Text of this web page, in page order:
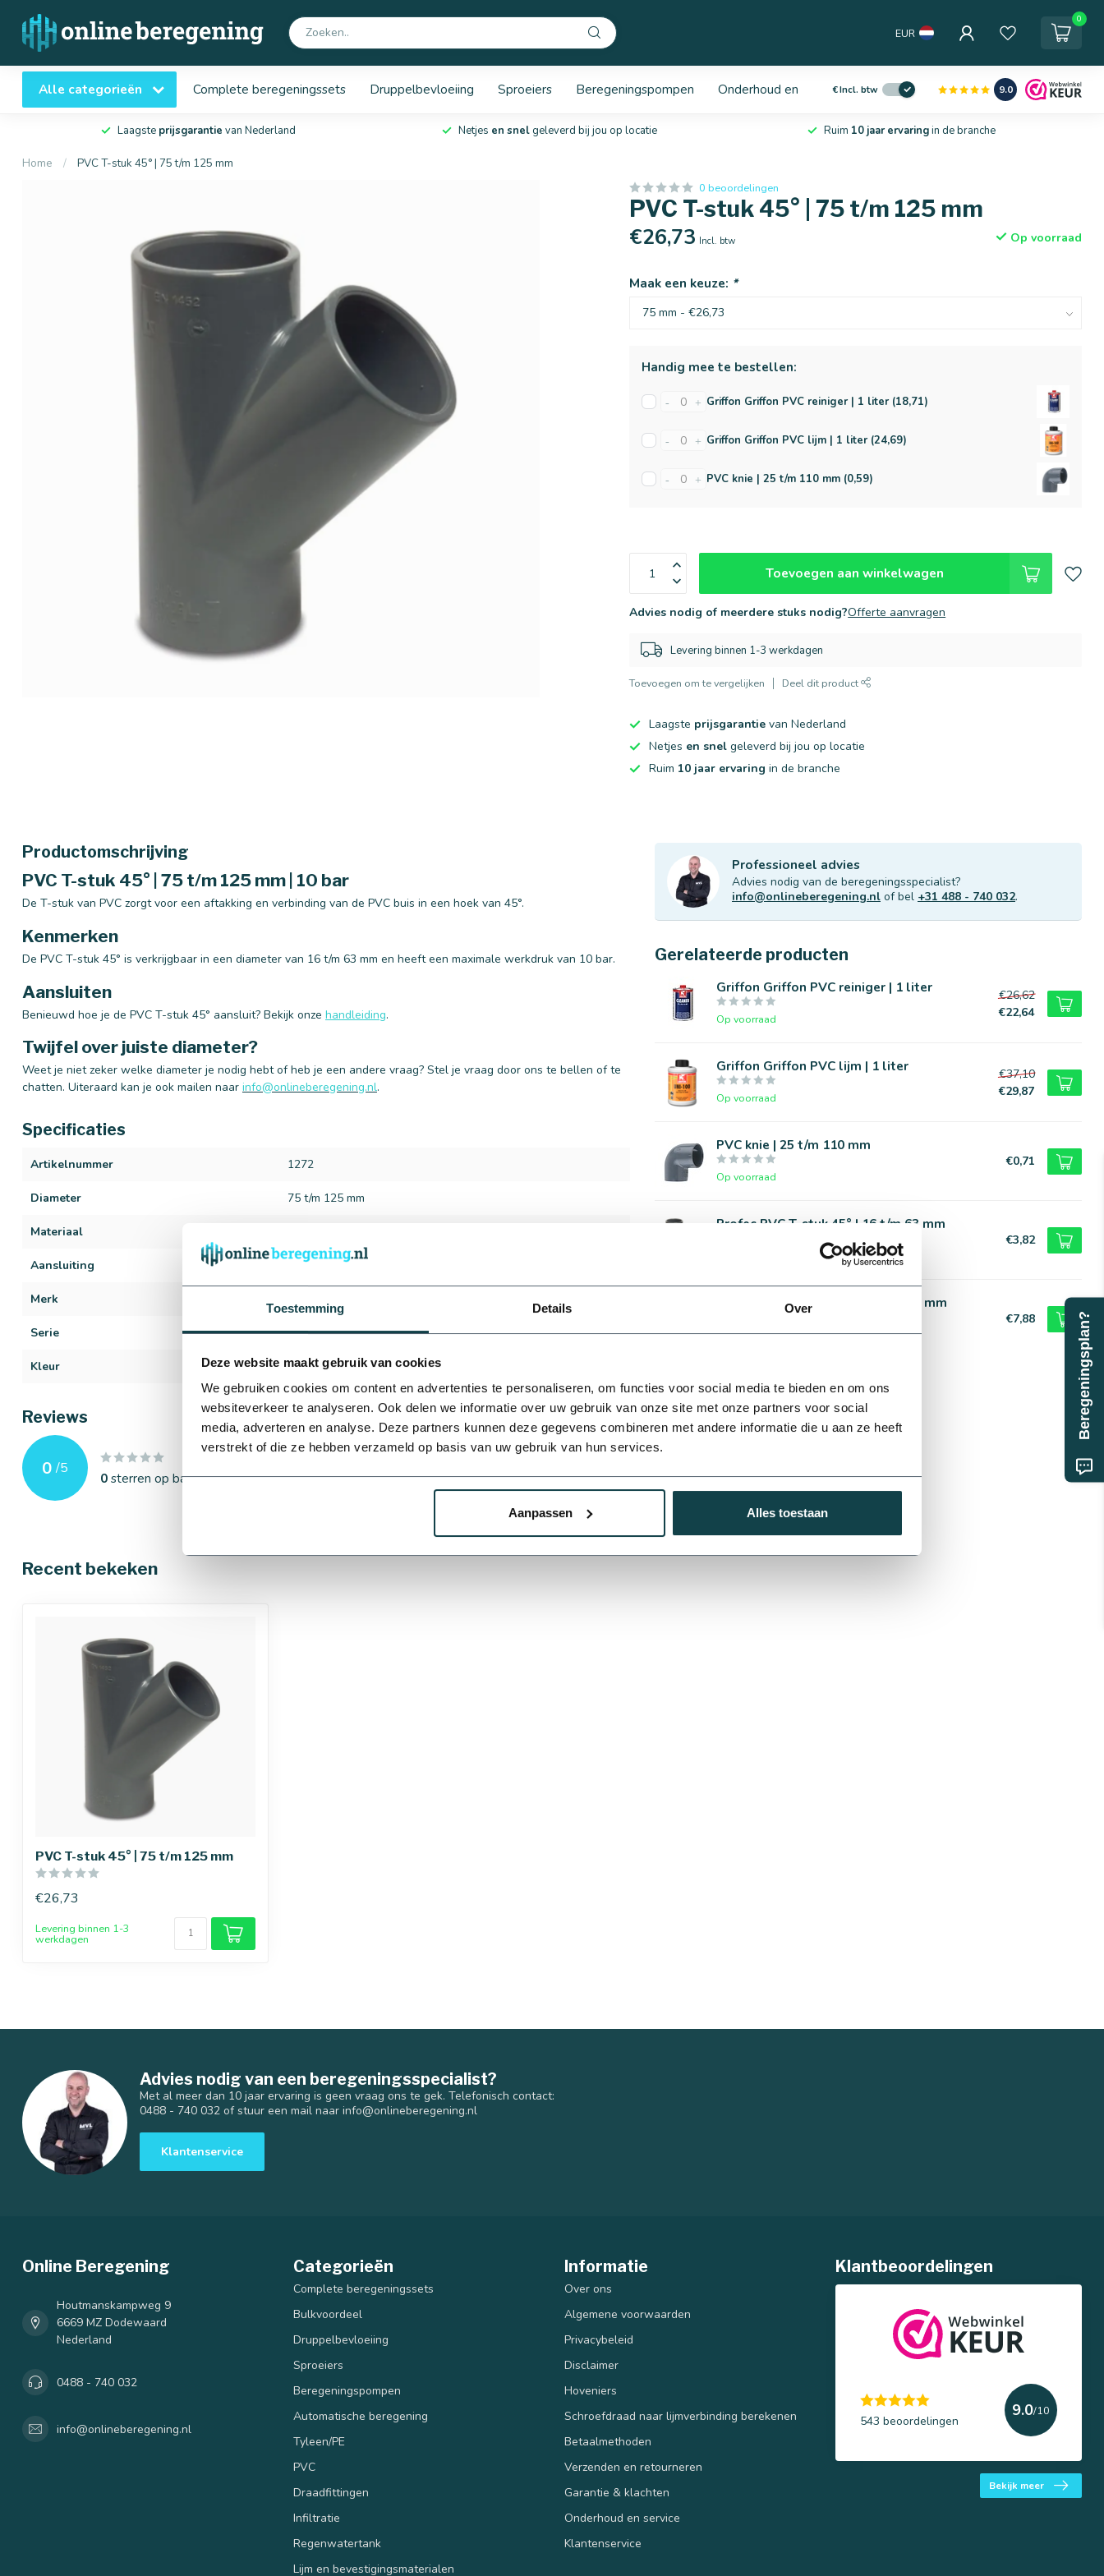
Toestemming Details Over
Deze website maakt gebruik van cookies
We gebruiken cookies om content en advertenties te personaliseren, om functies voor social media te bieden en om ons
websiteverkeer te analyseren. Ook delen we informatie over uw gebruik van onze site met onze partners voor social
media, adverteren en analyse. Deze partners kunnen deze gegevens combineren met andere informatie die u aan ze heeft
verstrekt of die ze hebben verzameld op basis van uw gebruik van hun services.
Aanpassen Alles toestaan
EUR
0
Alle categorieën Complete beregeningssets Druppelbevloeiing Sproeiers Beregeningspompen Onderhoud en service
€Incl. btw 9.0
Laagste prijsgarantie van Nederland Netjes en snelgeleverd bij jou op locatie Ruim 10 jaar ervaringin de branche
Home / PVC T-stuk 45° | 75 t/m 125 mm
0 beoordelingen
PVC T-stuk 45° | 75 t/m 125 mm
€26,73 Incl. btw Op voorraad
Maak een keuze: *
Handig mee te bestellen:
- + Griffon Griffon PVC reiniger | 1 liter (18,71)
- + Griffon Griffon PVC lijm | 1 liter (24,69)
- + PVC knie | 25 t/m 110 mm (0,59)
Toevoegen aan winkelwagen
Advies nodig of meerdere stuks nodig?Offerte aanvragen
Levering binnen 1-3 werkdagen
Toevoegen om te vergelijken Deel dit product
Laagste prijsgarantie van Nederland
Netjes en snel geleverd bij jou op locatie
Ruim 10 jaar ervaring in de branche
Productomschrijving
PVC T-stuk 45° | 75 t/m 125 mm | 10 bar
De T-stuk van PVC zorgt voor een aftakking en verbinding van de PVC buis in een hoek van 45°.
Kenmerken
De PVC T-stuk 45° is verkrijgbaar in een diameter van 16 t/m 63 mm en heeft een maximale werkdruk van 10 bar.
Aansluiten
Benieuwd hoe je de PVC T-stuk 45° aansluit? Bekijk onze handleiding.
Twijfel over juiste diameter?
Weet je niet zeker welke diameter je nodig hebt of heb je een andere vraag? Stel je vraag door ons te bellen of te
chatten. Uiteraard kan je ook mailen naar info@onlineberegening.nl.
Specificaties
Artikelnummer 1272
Diameter 75 t/m 125 mm
Materiaal
Aansluiting Lijmverbinding
Merk
Serie T-stuk 45°
Kleur Grijs
Reviews
0 /5
0sterren op basis van0beoordelingen
Professioneel advies
Advies nodig van de beregeningsspecialist?
info@onlineberegening.nl of bel +31 488 - 740 032.
Gerelateerde producten
Griffon Griffon PVC reiniger | 1 liter
Op voorraad
€26,62
€22,64
Griffon Griffon PVC lijm | 1 liter
Op voorraad
€37,10
€29,87
PVC knie | 25 t/m 110 mm
Op voorraad
€0,71
Profec PVC T-stuk 45° | 16 t/m 63 mm
€3,82
Plasson PVC knie 45° | 75 t/m 125 mm
Op voorraad
€7,88
Recent bekeken
PVC T-stuk 45° | 75 t/m 125 mm
€26,73
Levering binnen 1-3
werkdagen
Advies nodig van een beregeningsspecialist?
Met al meer dan 10 jaar ervaring is geen vraag ons te gek. Telefonisch contact:
0488 - 740 032 of stuur een mail naar info@onlineberegening.nl
Klantenservice
Online Beregening
Houtmanskampweg 9
6669 MZ Dodewaard
Nederland
0488 - 740 032
info@onlineberegening.nl
Categorieën
Complete beregeningssets
Bulkvoordeel
Druppelbevloeiing
Sproeiers
Beregeningspompen
Automatische beregening
Tyleen/PE
PVC
Draadfittingen
Infiltratie
Regenwatertank
Lijm en bevestigingsmaterialen
Informatie
Over ons
Algemene voorwaarden
Privacybeleid
Disclaimer
Hoveniers
Schroefdraad naar lijmverbinding berekenen
Betaalmethoden
Verzenden en retourneren
Garantie & klachten
Onderhoud en service
Klantenservice
Klantbeoordelingen
543 beoordelingen
9.0/10
Bekijk meer
Beregeningsplan?